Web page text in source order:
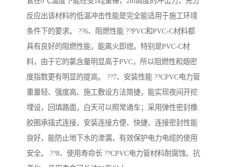
反应出该材料的低温冲击性能是完全能适用于施工环境
条件下的要求。 ??6、阻燃性能 ??PVC和PVC-C材料都
具有良好的阻燃性能，能离火即熄。特别是PVC-C材
料，由于它的氯含量明显高于PVC，所以阻燃性和烟密
度指数更有明显的提高。 ??7、安装性能 ??CPVC电力管
重量轻、强度高、施工敷设方法简捷，能实现夜间开挖
埋设，回填路面，白天可以照常通车；采用弹性密封橡
胶圈承插式连接，安装连接方便、快捷、连接密封性能
良好，能防止地下水的渗漏，有效保护电力电缆的使用
安全。 ??8、使用寿命长 ??CPVC电力管材料耐腐蚀、抗